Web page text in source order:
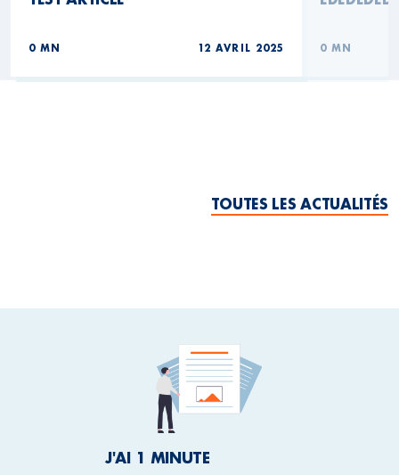
0 MN 12 AVRIL 2025 0 MN
TOUTES LES ACTUALITÉS
J'AI 1 MINUTE